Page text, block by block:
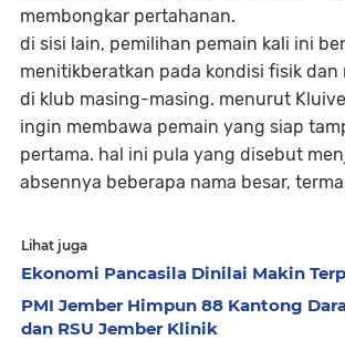
membongkar pertahanan.
di sisi lain, pemilihan pemain kali ini
menitikberatkan pada kondisi fisik dan
di klub masing-masing. menurut
ingin membawa pemain yang siap
pertama. hal ini pula yang disebut
absennya beberapa nama besar,
Lihat juga
Ekonomi Pancasila Dinilai Makin
PMI Jember Himpun 88 Kantong
dan RSU Jember Klinik